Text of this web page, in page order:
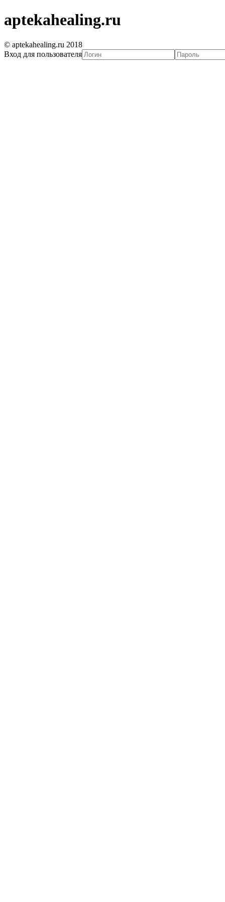
aptekahealing.ru
© aptekahealing.ru 2018
Вход для пользователя